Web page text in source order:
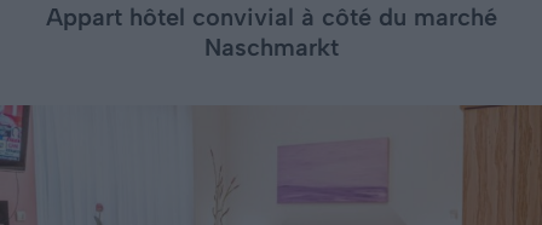
Appart hôtel convivial à côté du marché
Naschmarkt